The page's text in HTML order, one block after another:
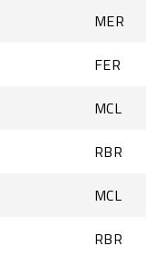
MER
FER
MCL
RBR
MCL
RBR